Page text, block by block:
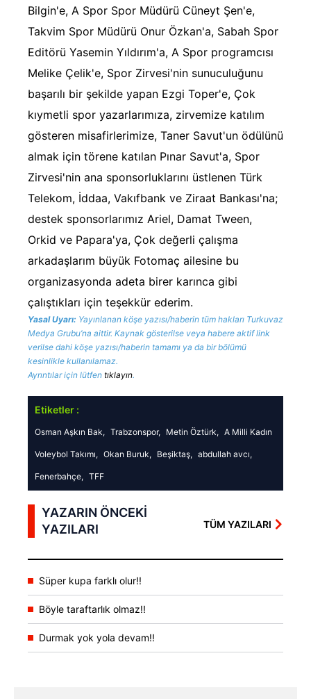
Sitemizde kendimize ve üçüncü kişilere ait çerezler
kullanılmaktadır. Bu çerezler vasıtasıyla çeşitli kişisel
verileriniz işlenmekte olup gerekli olan çerezler bilgi
toplumu hizmetlerinin sunulması amacıyla
kılınması ve kişiselleştirilmesi ve sizlere yönelik
reklam/pazarlama faaliyetlerinin yapılması, amaçlarıyla
sınırlı olarak açık rızanız dahilinde kullanılacaktır.
vasıtasıyla belirleyebilirsiniz. Çerezlere ilişkin detaylı bilgi
için Ayarlar butonuna tıklayabilir,Çerez Bilgilendirme
Metnimiziziyaret edebilirsiniz.
hazırlanmış Aydınlatma Metnimizi okumak ve sitemizde
ilgili mevzuata uygun olarak kullanılan çerezlerle ilgili bilgi
almak için lütfentıklayınız.
Bilgin'e, A Spor Spor Müdürü Cüneyt Şen'e,
Takvim Spor Müdürü Onur Özkan'a, Sabah Spor
Editörü Yasemin Yıldırım'a, A Spor programcısı
Melike Çelik'e, Spor Zirvesi'nin sunuculuğunu
başarılı bir şekilde yapan Ezgi Toper'e, Çok
kıymetli spor yazarlarımıza, zirvemize katılım
gösteren misafirlerimize, Taner Savut'un ödülünü
almak için törene katılan Pınar Savut'a, Spor
Zirvesi'nin ana sponsorluklarını üstlenen Türk
Telekom, İddaa, Vakıfbank ve Ziraat Bankası'na;
destek sponsorlarımız Ariel, Damat Tween,
Orkid ve Papara'ya, Çok değerli çalışma
arkadaşlarım büyük Fotomaç ailesine bu
organizasyonda adeta birer karınca gibi
çalıştıkları için teşekkür ederim.
Yasal Uyarı: Yayınlanan köşe yazısı/haberin tüm hakları Turkuvaz
Medya Grubu’na aittir. Kaynak gösterilse veya habere aktif link
verilse dahi köşe yazısı/haberin tamamı ya da bir bölümü
kesinlikle kullanılamaz.
Ayrıntılar için lütfen tıklayın.
Etiketler :
Osman Aşkın Bak, Trabzonspor, Metin Öztürk, A Milli Kadın
Voleybol Takımı, Okan Buruk, Beşiktaş, abdullah avcı,
Fenerbahçe, TFF
YAZARIN ÖNCEKİ
YAZILARI
TÜM YAZILARI
Süper kupa farklı olur!!
Böyle taraftarlık olmaz!!
Durmak yok yola devam!!